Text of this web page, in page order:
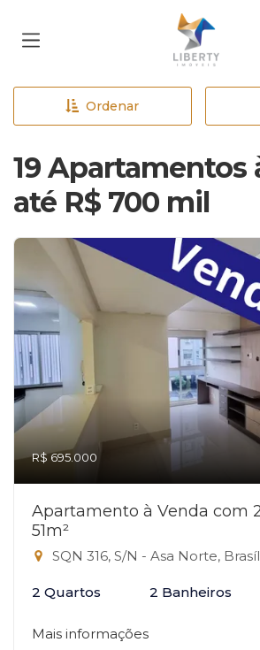
Página
Ordenar
19 Apartamentos
até R$ 700 mil
R$ 695.000
Apartamento à Venda com
51m²
SQN 316, S/N - Asa Norte,
2 Quartos 2 Banheiros
Mais informações